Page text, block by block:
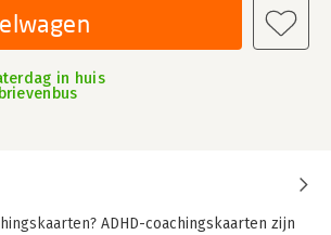
in huis
ADHD-coachingskaarten zijn